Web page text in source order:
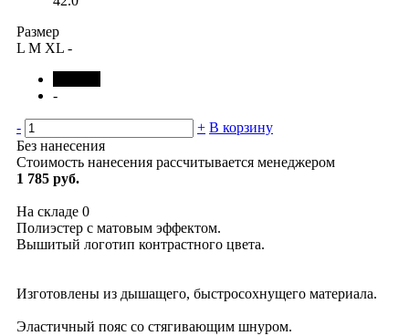
Размер
L M XL -
-
- + В корзину
Без нанесения
Стоимость нанесения рассчитывается менеджером
1 785 руб.
На складе 0
Полиэстер с матовым эффектом.
Вышитый логотип контрастного цвета.
Изготовлены из дышащего, быстросохнущего материала.
Эластичный пояс со стягивающим шнуром.